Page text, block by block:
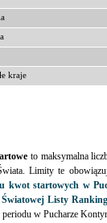
kraje
to maksymalna
Limity te
kwot startowych w
Światowej Listy
periodu w Pucharze